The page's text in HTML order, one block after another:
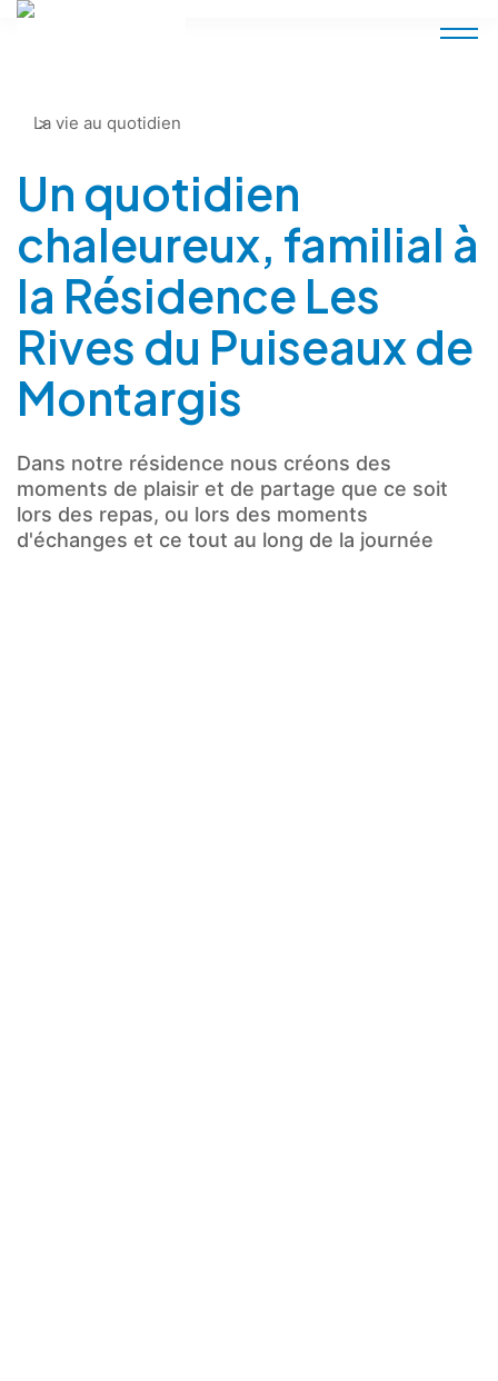
Accueil
La vie au quotidien
Un quotidien
chaleureux, familial à
la Résidence Les
Rives du Puiseaux de
Montargis
Dans notre résidence nous créons des
moments de plaisir et de partage que ce soit
lors des repas, ou lors des moments
d'échanges et ce tout au long de la journée